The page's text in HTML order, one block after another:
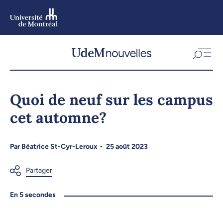
Quoi de neuf sur les campus
cet automne?
ParBéatrice St-Cyr-Leroux 25 août 2023
En 5 secondes